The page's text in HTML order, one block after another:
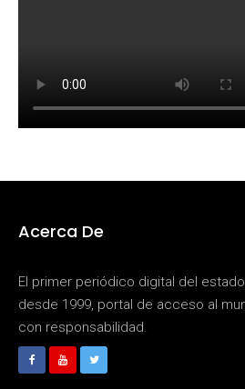
Acerca De
El primer periódico digital del
desde 1999, portal de acceso al
con responsabilidad.